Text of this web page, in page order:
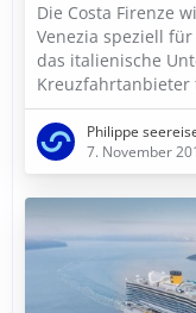
Die Costa Firenze
Venezia speziell
das italienische
Kreuzfahrtanbieter
Philippe
7. November